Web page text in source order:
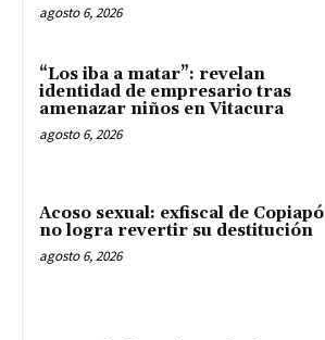
agosto 6, 2026
“Los iba a matar”: revelan
identidad de empresario tras
amenazar niños en Vitacura
agosto 6, 2026
Acoso sexual: exfiscal de Copiapó
no logra revertir su destitución
agosto 6, 2026